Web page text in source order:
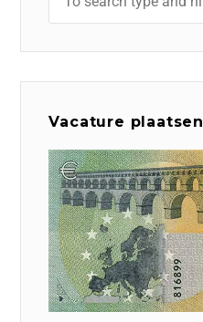
Vacature plaatsen